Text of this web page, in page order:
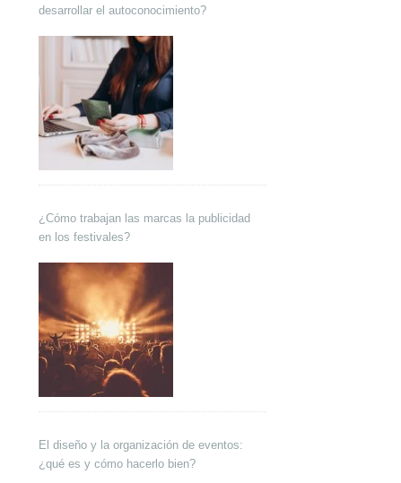
desarrollar el autoconocimiento?
¿Cómo trabajan las marcas la publicidad
en los festivales?
El diseño y la organización de eventos:
¿qué es y cómo hacerlo bien?